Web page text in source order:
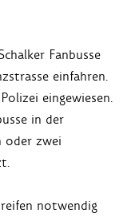
Fanbusse
einfahren.
eingewiesen.
in der
oder zwei
notwendig